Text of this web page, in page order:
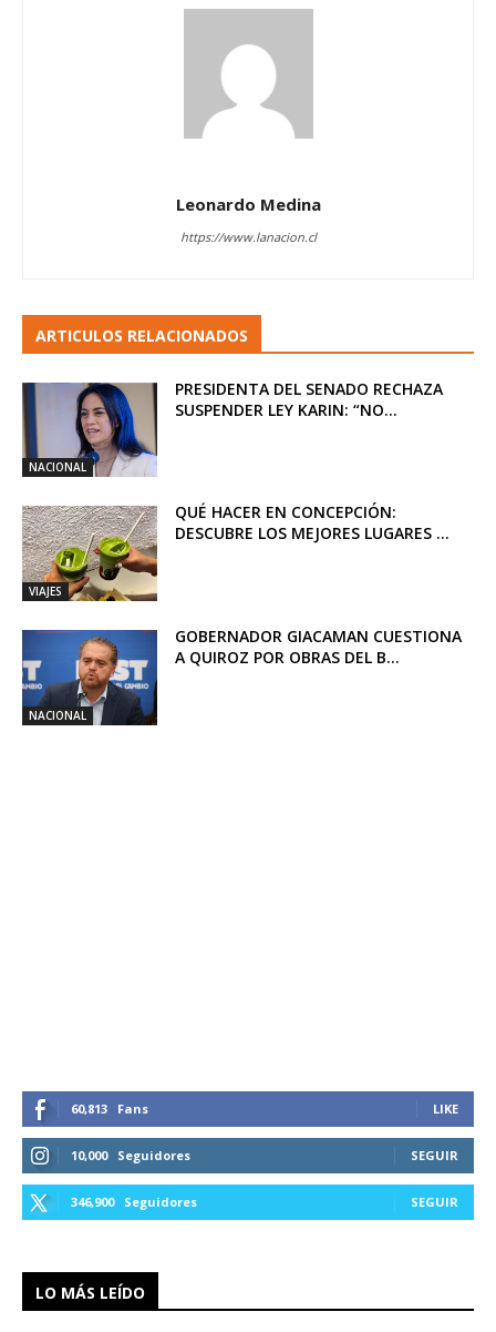
Leonardo Medina
https://www.lanacion.cl
ARTICULOS RELACIONADOS
NACIONAL
PRESIDENTA DEL SENADO RECHAZA
SUSPENDER LEY KARIN: “NO...
VIAJES
QUÉ HACER EN CONCEPCIÓN:
DESCUBRE LOS MEJORES LUGARES ...
NACIONAL
GOBERNADOR GIACAMAN CUESTIONA
A QUIROZ POR OBRAS DEL B...
60,813 Fans LIKE
10,000 Seguidores SEGUIR
346,900 Seguidores SEGUIR
LO MÁS LEÍDO